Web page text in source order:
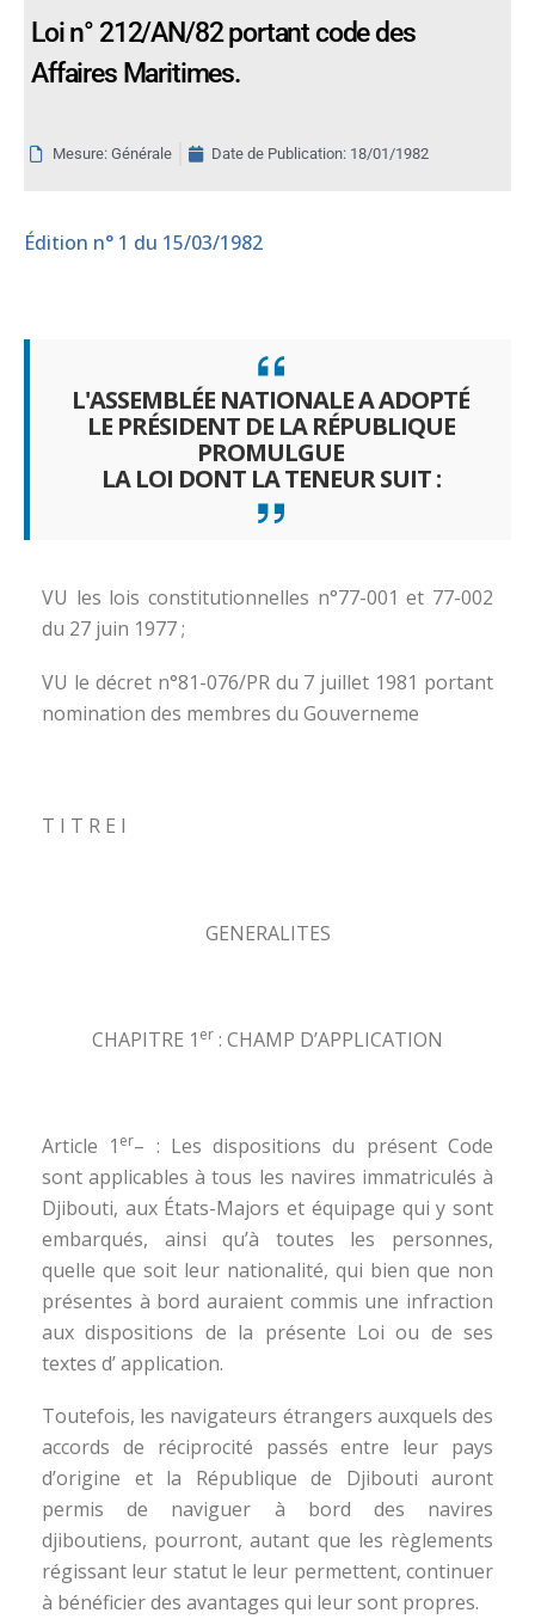
Loi n° 212/AN/82 portant code des
Affaires Maritimes.
Mesure: Générale Date de Publication: 18/01/1982
Édition n° 1 du 15/03/1982
L'ASSEMBLÉE NATIONALE A ADOPTÉ
LE PRÉSIDENT DE LA RÉPUBLIQUE
PROMULGUE
LA LOI DONT LA TENEUR SUIT :
VU les lois constitutionnelles n°77-001 et 77-002
du 27 juin 1977 ;
VU le décret n°81-076/PR du 7 juillet 1981 portant
nomination des membres du Gouverneme
T I T R E I
GENERALITES
CHAPITRE 1 er : CHAMP D’APPLICATION
Article 1 er– : Les dispositions du présent Code
sont applicables à tous les navires immatriculés à
Djibouti, aux États-Majors et équipage qui y sont
embarqués, ainsi qu’à toutes les personnes,
quelle que soit leur nationalité, qui bien que non
présentes à bord auraient commis une infraction
aux dispositions de la présente Loi ou de ses
textes d’ application.
Toutefois, les navigateurs étrangers auxquels des
accords de réciprocité passés entre leur pays
d’origine et la République de Djibouti auront
permis de naviguer à bord des navires
djiboutiens, pourront, autant que les règlements
régissant leur statut le leur permettent, continuer
à bénéficier des avantages qui leur sont propres.